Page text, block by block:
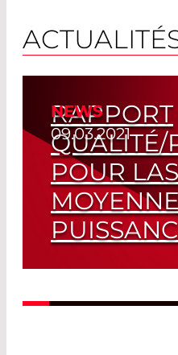
NEWS
09.03.2021
RAPPORT
QUALITÉ/
POUR
MOYENNE
Combinaison